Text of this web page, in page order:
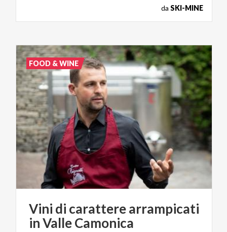
da SKI-MINE
Vini di caratterearrampicati
inValleCamonica
FOOD & WINE